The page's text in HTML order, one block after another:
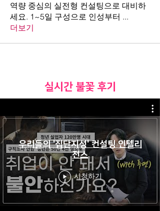
역량 중심의 실전형 컨설팅으로 대비하
세요. 1~5일 구성으로 인성부터 ...
더보기
​실시간 불꽃 후기
우리들의 '집단지성' 컨설팅 인텔리
전스
시청하기